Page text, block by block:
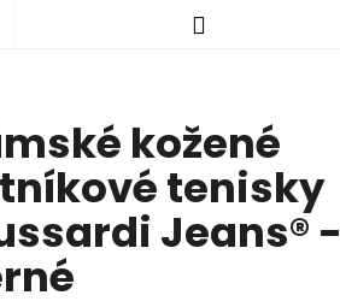
Hledat
kožené
tenisky
Jeans® -